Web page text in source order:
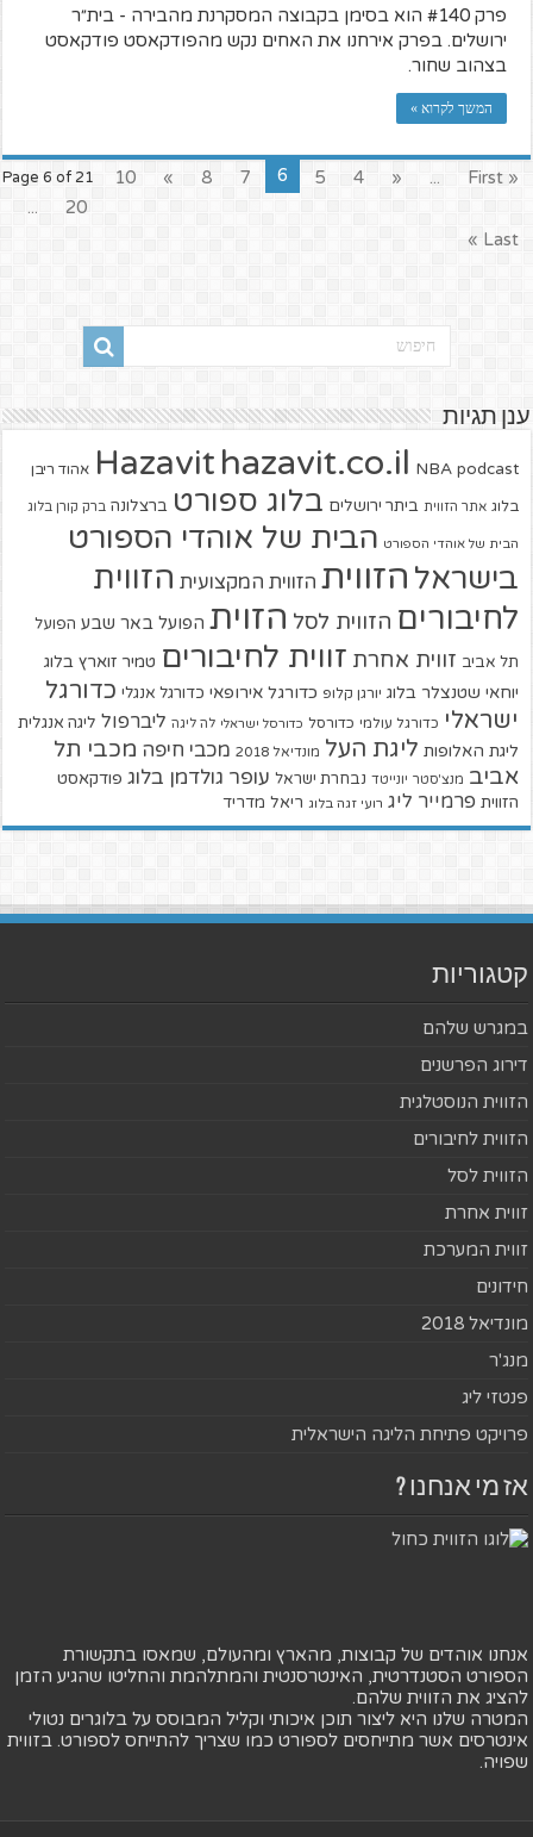
פרק #140 הוא בסימן בקבוצה המסקרנת מהבירה - בית״ר
ירושלים. בפרק אירחנו את האחים נקש מהפודקאסט פודקאסט
בצהוב שחור.
המשך לקרוא »
Page 6 of 21 « First
...
«
4
5
6
7
8
»
10
20
...
Last »
ענן תגיות
Hazavit hazavit.co.il NBA podcast אהוד ריבן
בלוג אתר הזווית ביתר ירושלים בלוג ספורט ברצלונה ברק קורן בלוג
הבית של אוהדי הספורט הבית של אוהדי הספורט
בישראל הזווית הזווית המקצועית הזווית
לחיבורים הזווית לסל הזוית הפועל באר שבע הפועל
תל אביב זווית אחרת זווית לחיבורים טמיר זוארץ בלוג
יוחאי שטנצלר בלוג יורגן קלופ כדורגל אירופאי כדורגל אנגלי כדורגל
ישראלי כדורגל עולמי כדורסל כדורסל ישראלי לה ליגה ליברפול ליגה אנגלית
ליגת האלופות ליגת העל מונדיאל 2018 מכבי חיפה מכבי תל
אביב מנצ'סטר יונייטד נבחרת ישראל עופר גולדמן בלוג פודקאסט
הזווית פרמייר ליג רועי זגה בלוג ריאל מדריד
קטגוריות
במגרש שלהם
דירוג הפרשנים
הזווית הנוסטלגית
הזווית לחיבורים
הזווית לסל
זווית אחרת
זווית המערכת
חידונים
מונדיאל 2018
מנג'ר
פנטזי ליג
פרויקט פתיחת הליגה הישראלית
אז מי אנחנו ?
אנחנו אוהדים של קבוצות, מהארץ ומהעולם, שמאסו בתקשורת
הספורט הסטנדרטית, האינטרסנטית והמתלהמת והחליטו שהגיע הזמן
להציג את הזווית שלהם.
המטרה שלנו היא ליצור תוכן איכותי וקליל המבוסס על בלוגרים נטולי
אינטרסים אשר מתייחסים לספורט כמו שצריך להתייחס לספורט. בזווית
שפויה.